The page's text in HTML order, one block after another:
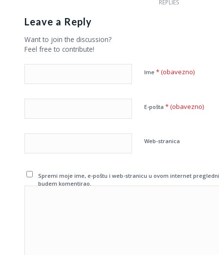
REPLIES
Leave a Reply
Want to join the discussion?
Feel free to contribute!
Ime * (obavezno)
E-pošta * (obavezno)
Web-stranica
Spremi moje ime, e-poštu i web-stranicu u ovom internet
budem komentirao.